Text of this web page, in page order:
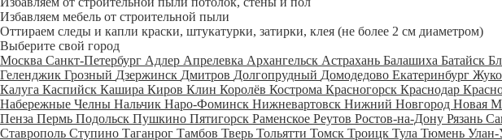
Избавляем мебель от строительной пыли
Оттираем следы и капли краски, штукатурки, затирки, клея (не более 2 см диаметром)
Выберите свой город
Москва Санкт-Петербург Адлер Апрелевка Архангельск Астрахань Балашиха Батайск
Геленджик Грозный Дзержинск Дмитров Долгопрудный Домодедово Екатеринбург
Калуга Каспийск Кашира Киров Клин Королёв Кострома Красногорск Краснодар
Набережные Челны Нальчик Наро-Фоминск Нижневартовск Нижний Новгород Новая
Пенза Пермь Подольск Пушкино Пятигорск Раменское Реутов Ростов-на-Дону Рязань
Ставрополь Ступино Таганрог Тамбов Тверь Тольятти Томск Троицк Тула Тюмень Улан-